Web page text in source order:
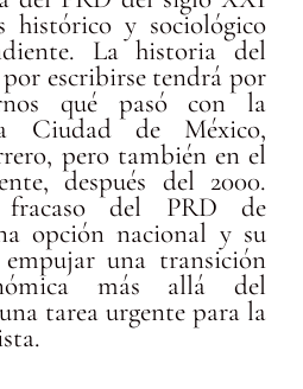
histórico y sociológico
. La historia del
escribirse tendrá por
qué pasó con la
Ciudad de México,
pero también en el
después del 2000.
fracaso del PRD de
opción nacional y su
una transición
más allá del
tarea urgente para la